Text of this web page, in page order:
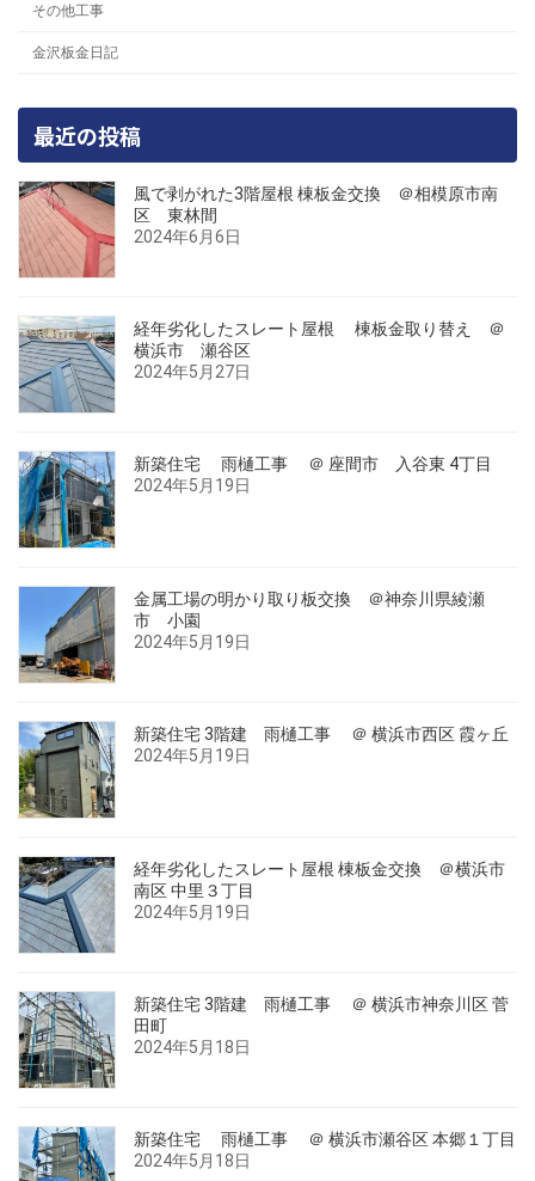
その他工事
金沢板金日記
最近の投稿
風で剥がれた3階屋根 棟板金交換 ＠相模原市南
区 東林間
2024年6月6日
経年劣化したスレート屋根 棟板金取り替え ＠
横浜市 瀬谷区
2024年5月27日
新築住宅 雨樋工事 ＠ 座間市 入谷東 4丁目
2024年5月19日
金属工場の明かり取り板交換 ＠神奈川県綾瀬
市 小園
2024年5月19日
新築住宅 3階建 雨樋工事 ＠ 横浜市西区 霞ヶ丘
2024年5月19日
経年劣化したスレート屋根 棟板金交換 ＠横浜市
南区 中里３丁目
2024年5月19日
新築住宅 3階建 雨樋工事 ＠ 横浜市神奈川区 菅
田町
2024年5月18日
新築住宅 雨樋工事 ＠ 横浜市瀬谷区 本郷１丁目
2024年5月18日